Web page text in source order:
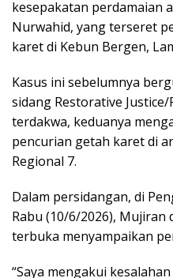
kesepakatan perdamaian
Nurwahid, yang terseret
karet di Kebun Bergen,
Kasus ini sebelumnya
sidang Restorative
terdakwa, keduanya
pencurian getah karet di
Regional 7.
Dalam persidangan, di
Rabu (10/6/2026), Mujiran
terbuka menyampaikan
“Saya mengakui